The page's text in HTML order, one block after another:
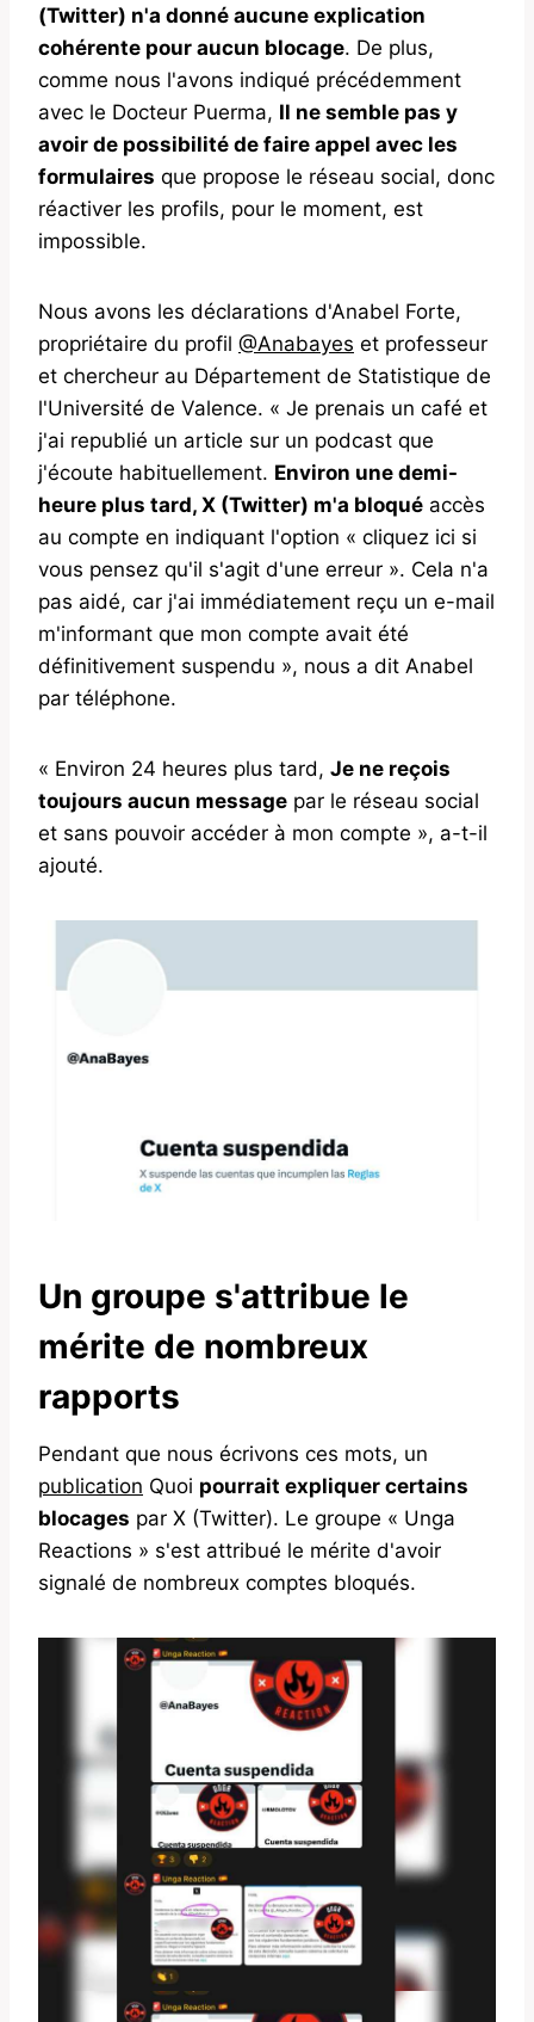
(Twitter) n'a donné aucune explication
cohérente pour aucun blocage. De plus,
comme nous l'avons indiqué précédemment
avec le Docteur Puerma, Il ne semble pas y
avoir de possibilité de faire appel avec les
formulaires que propose le réseau social, donc
réactiver les profils, pour le moment, est
impossible.
Nous avons les déclarations d'Anabel Forte,
propriétaire du profil @Anabayes et professeur
et chercheur au Département de Statistique de
l'Université de Valence. « Je prenais un café et
j'ai republié un article sur un podcast que
j'écoute habituellement. Environ une demi-
heure plus tard, X (Twitter) m'a bloqué accès
au compte en indiquant l'option « cliquez ici si
vous pensez qu'il s'agit d'une erreur ». Cela n'a
pas aidé, car j'ai immédiatement reçu un e-mail
m'informant que mon compte avait été
définitivement suspendu », nous a dit Anabel
par téléphone.
« Environ 24 heures plus tard, Je ne reçois
toujours aucun message par le réseau social
et sans pouvoir accéder à mon compte », a-t-il
ajouté.
Un groupe s'attribue le
mérite de nombreux
rapports
Pendant que nous écrivons ces mots, un
publication Quoi pourrait expliquer certains
blocages par X (Twitter). Le groupe « Unga
Reactions » s'est attribué le mérite d'avoir
signalé de nombreux comptes bloqués.